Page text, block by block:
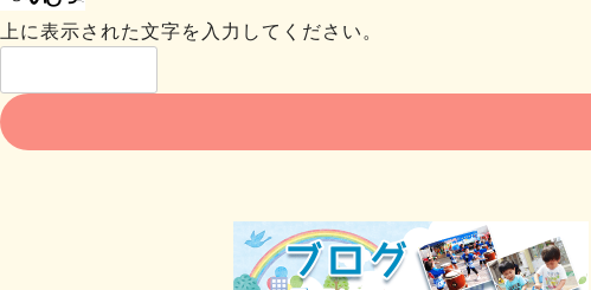
上に表示された文字を入力してください。